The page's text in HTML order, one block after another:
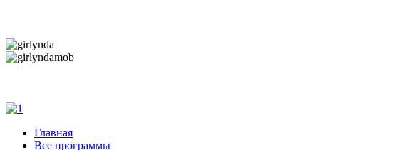
Главная
Все программы